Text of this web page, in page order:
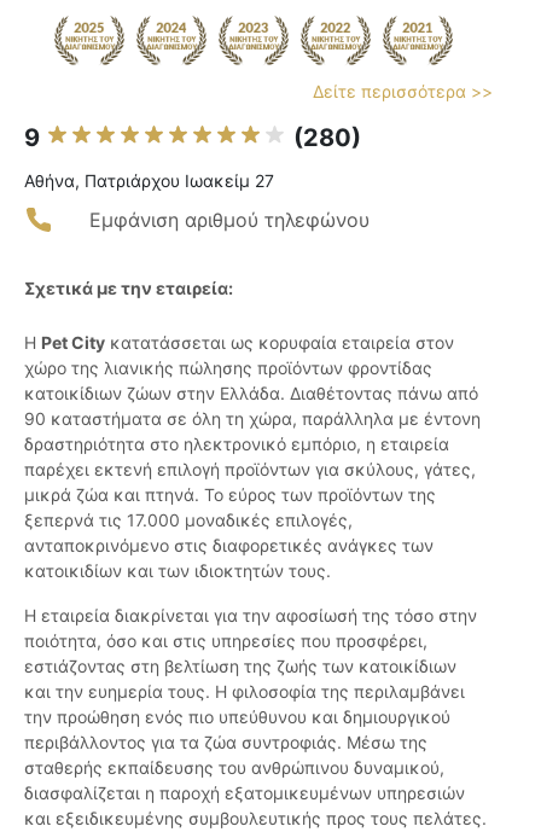
Δείτε περισσότερα >>
9 (280)
Αθήνα, Πατριάρχου Ιωακείμ 27
Εμφάνιση αριθμού τηλεφώνου
Σχετικά με την εταιρεία:
Η Pet City κατατάσσεται ως κορυφαία εταιρεία στον
χώρο της λιανικής πώλησης προϊόντων φροντίδας
κατοικίδιων ζώων στην Ελλάδα. Διαθέτοντας πάνω από
90 καταστήματα σε όλη τη χώρα, παράλληλα με έντονη
δραστηριότητα στο ηλεκτρονικό εμπόριο, η εταιρεία
παρέχει εκτενή επιλογή προϊόντων για σκύλους, γάτες,
μικρά ζώα και πτηνά. Το εύρος των προϊόντων της
ξεπερνά τις 17.000 μοναδικές επιλογές,
ανταποκρινόμενο στις διαφορετικές ανάγκες των
κατοικιδίων και των ιδιοκτητών τους.
Η εταιρεία διακρίνεται για την αφοσίωσή της τόσο στην
ποιότητα, όσο και στις υπηρεσίες που προσφέρει,
εστιάζοντας στη βελτίωση της ζωής των κατοικίδιων
και την ευημερία τους. Η φιλοσοφία της περιλαμβάνει
την προώθηση ενός πιο υπεύθυνου και δημιουργικού
περιβάλλοντος για τα ζώα συντροφιάς. Μέσω της
σταθερής εκπαίδευσης του ανθρώπινου δυναμικού,
διασφαλίζεται η παροχή εξατομικευμένων υπηρεσιών
και εξειδικευμένης συμβουλευτικής προς τους πελάτες.